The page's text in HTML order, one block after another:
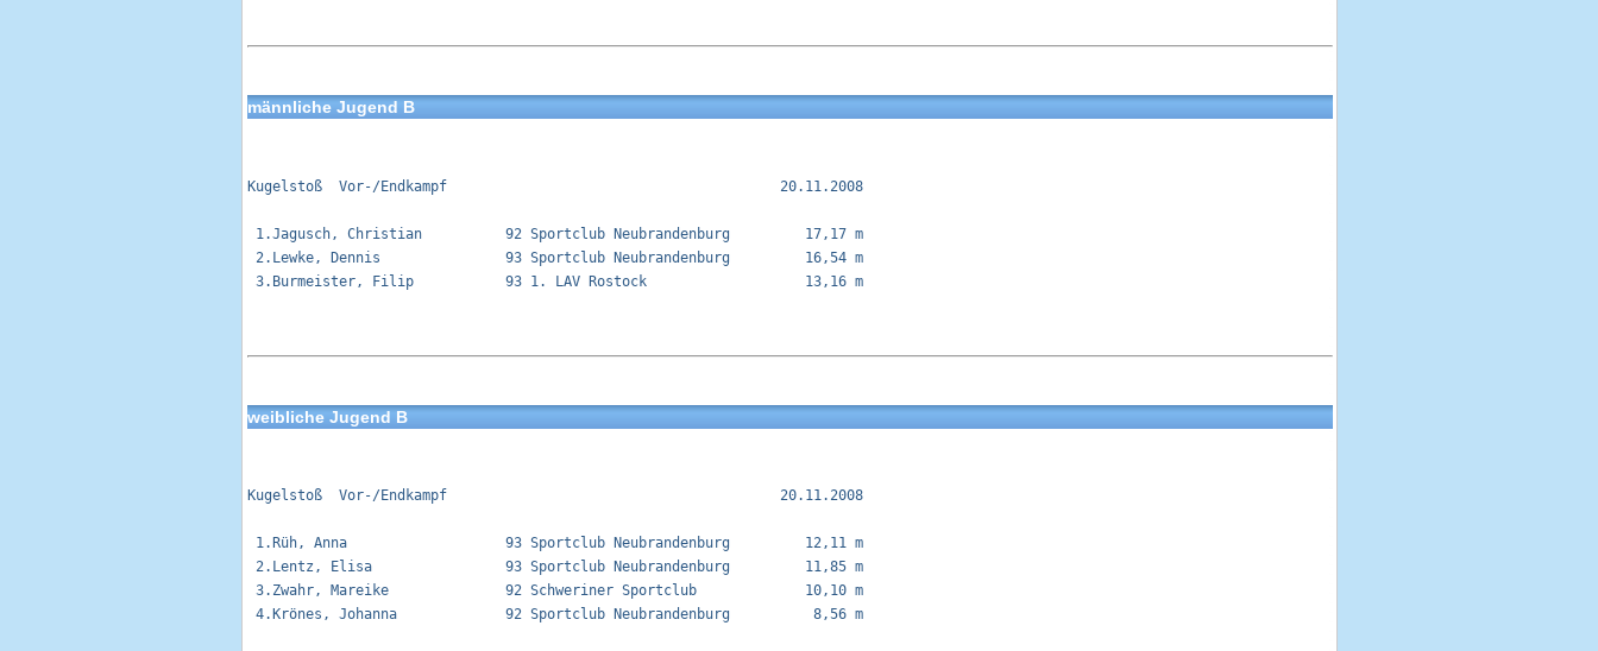
männliche Jugend B
Kugelstoß  Vor-/Endkampf                                        20.11.2008
1.Jagusch, Christian          92 Sportclub Neubrandenburg         17,17 m
2.Lewke, Dennis               93 Sportclub Neubrandenburg         16,54 m
3.Burmeister, Filip           93 1. LAV Rostock                   13,16 m
weibliche Jugend B
Kugelstoß  Vor-/Endkampf                                        20.11.2008
1.Rüh, Anna                   93 Sportclub Neubrandenburg         12,11 m
2.Lentz, Elisa                93 Sportclub Neubrandenburg         11,85 m
3.Zwahr, Mareike              92 Schweriner Sportclub             10,10 m
4.Krönes, Johanna             92 Sportclub Neubrandenburg          8,56 m